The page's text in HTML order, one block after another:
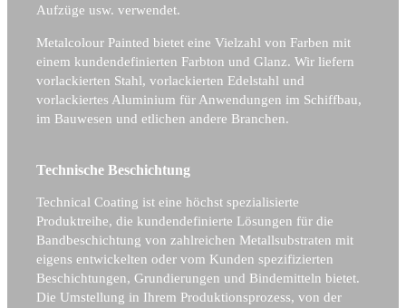
Aufzüge usw. verwendet.
Metalcolour Painted bietet eine Vielzahl von Farben mit
einem kundendefinierten Farbton und Glanz. Wir liefern
vorlackierten Stahl, vorlackierten Edelstahl und
vorlackiertes Aluminium für Anwendungen im Schiffbau,
im Bauwesen und etlichen andere Branchen.
Technische Beschichtung
Technical Coating ist eine höchst spezialisierte
Produktreihe, die kundendefinierte Lösungen für die
Bandbeschichtung von zahlreichen Metallsubstraten mit
eigens entwickelten oder vom Kunden spezifizierten
Beschichtungen, Grundierungen und Bindemitteln bietet.
Die Umstellung in Ihrem Produktionsprozess, von der